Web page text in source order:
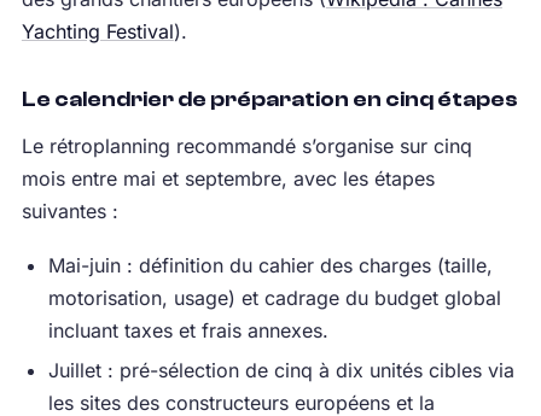
Yachting Festival).
Le calendrier de préparation en cinq étapes
Le rétroplanning recommandé s’organise sur cinq
mois entre mai et septembre, avec les étapes
suivantes :
Mai-juin : définition du cahier des charges (taille,
motorisation, usage) et cadrage du budget global
incluant taxes et frais annexes.
Juillet : pré-sélection de cinq à dix unités cibles via
les sites des constructeurs européens et la